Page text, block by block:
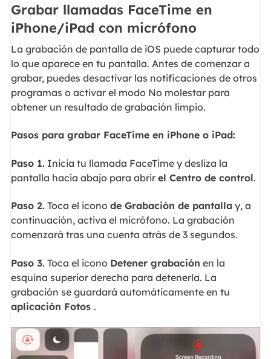
Grabar llamadas FaceTime en
iPhone/iPad con micrófono
La grabación de pantalla de iOS puede capturar todo
lo que aparece en tu pantalla. Antes de comenzar a
grabar, puedes desactivar las notificaciones de otros
programas o activar el modo No molestar para
obtener un resultado de grabación limpio.
Pasos para grabar FaceTime en iPhone o iPad:
Paso 1.Inicia tu llamada FaceTime y desliza la
pantalla hacia abajo para abrir el Centro de control.
Paso 2.Toca el icono de Grabación de pantallay, a
continuación, activa el micrófono. La grabación
comenzará tras una cuenta atrás de 3 segundos.
Paso 3.Toca el icono Detener grabación en la
esquina superior derecha para detenerla. La
grabación se guardará automáticamente en tu
aplicación Fotos .